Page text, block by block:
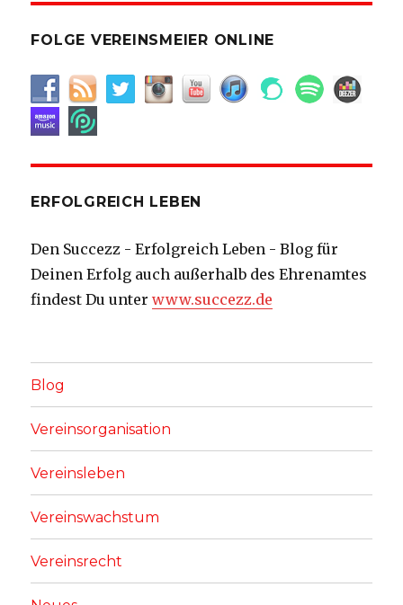
FOLGE VEREINSMEIER ONLINE
ERFOLGREICH LEBEN
Den Succezz - Erfolgreich Leben - Blog für
Deinen Erfolg auch außerhalb des Ehrenamtes
findest Du unterwww.succezz.de
Blog
Vereinsorganisation
Vereinsleben
Vereinswachstum
Vereinsrecht